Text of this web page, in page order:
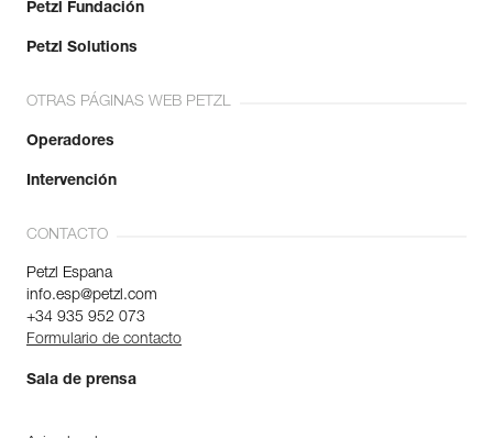
Petzl Fundación
Petzl Solutions
OTRAS PÁGINAS WEB PETZL
Operadores
Intervención
CONTACTO
Petzl Espana
info.esp@petzl.com
+34 935 952 073
Formulario de contacto
Sala de prensa